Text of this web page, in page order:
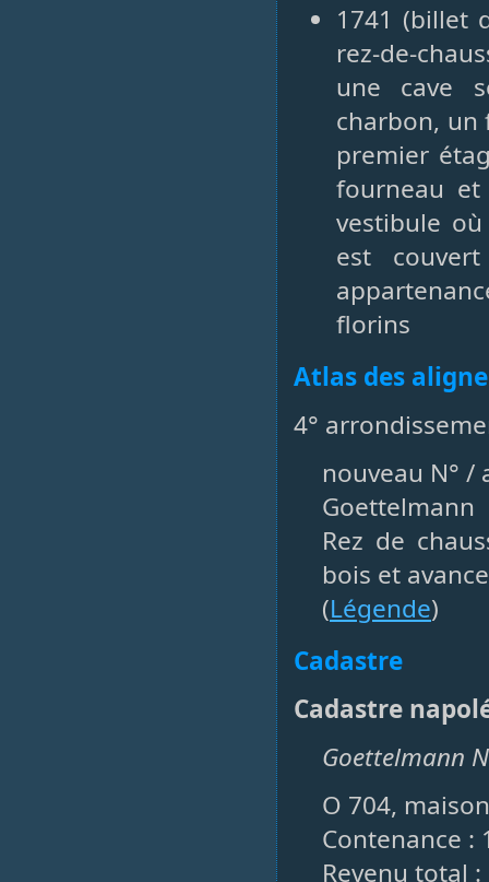
1741 (billet
rez-de-
une cave
charbon, un
premier
fourneau
vestibule
est
florins
Atlas des
4°
nouveau N° /
Goettelmann
Rez de
bois et avance
(Légende)
Cadastre
Cadastre
Goettelmann
O 704,
Contenance :
Revenu total